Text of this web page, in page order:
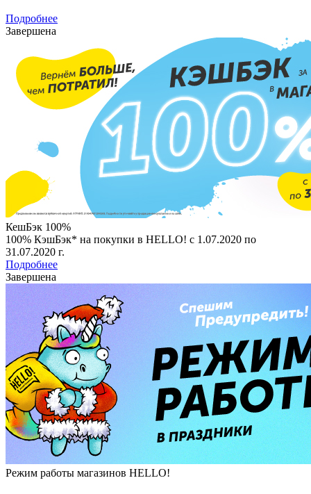
Подробнее
Завершена
КешБэк 100%
100% КэшБэк* на покупки в HELLO! c 1.07.2020 по
31.07.2020 г.
Подробнее
Завершена
Режим работы магазинов HELLO!